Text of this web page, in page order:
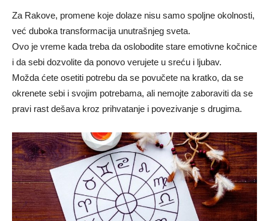
Za Rakove, promene koje dolaze nisu samo spoljne okolnosti,
već duboka transformacija unutrašnjeg sveta.
Ovo je vreme kada treba da oslobodite stare emotivne kočnice
i da sebi dozvolite da ponovo verujete u sreću i ljubav.
Možda ćete osetiti potrebu da se povučete na kratko, da se
okrenete sebi i svojim potrebama, ali nemojte zaboraviti da se
pravi rast dešava kroz prihvatanje i povezivanje s drugima.